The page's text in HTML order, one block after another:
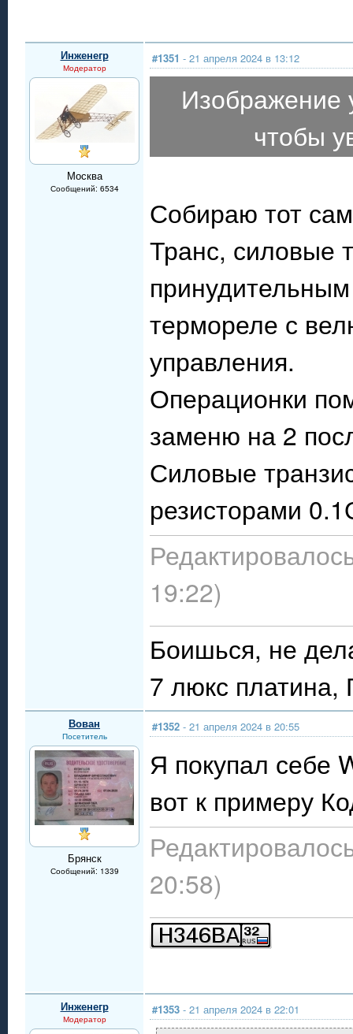
Инженегр
Модератор
Москва
Сообщений: 6534
#1351 - 21 апреля 2024 в 13:12
чтобы
Собираю тот
Транс, силовые
термореле с
управления.
Операционки
заменю на 2
Силовые
резисторами
19:22)
Боишься, не
7 люкс
Вован
Посетитель
Брянск
Сообщений: 1339
#1352 - 21 апреля 2024 в 20:55
Я покупал себе
вот к примеру
20:58)
Инженегр
Модератор
#1353 - 21 апреля 2024 в 22:01